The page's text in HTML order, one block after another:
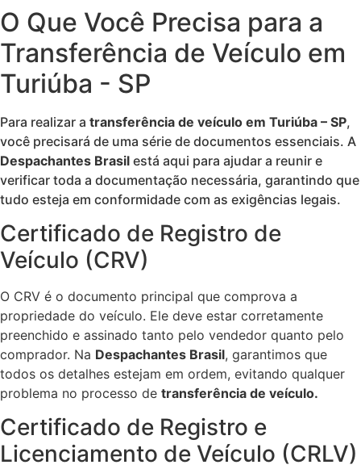
O Que Você Precisa para a
Transferência de Veículo em
Turiúba - SP
Para realizar a transferência de veículo em Turiúba – SP,
você precisará de uma série de documentos essenciais. A
Despachantes Brasil está aqui para ajudar a reunir e
verificar toda a documentação necessária, garantindo que
tudo esteja em conformidade com as exigências legais.
Certificado de Registro de
Veículo (CRV)
O CRV é o documento principal que comprova a
propriedade do veículo. Ele deve estar corretamente
preenchido e assinado tanto pelo vendedor quanto pelo
comprador. Na Despachantes Brasil, garantimos que
todos os detalhes estejam em ordem, evitando qualquer
problema no processo de transferência de veículo.
Certificado de Registro e
Licenciamento de Veículo (CRLV)